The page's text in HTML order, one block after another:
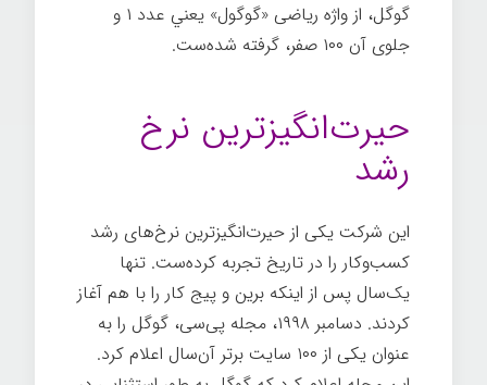
گوگل، از واژه ریاضی «گوگول»
يعني عدد ۱ و
جلوی آن ۱۰۰ صفر، گرفته شده‌ست.
حیرت‌انگیزترین نرخ
رشد
این شرکت یکی از حیرت‌انگیزترین نرخ‌های رشد
كسب‌وكار را در تاریخ تجربه کرده‌ست. تنها
یک‌سال پس از اینکه برین و پیج کار را با هم آغاز
کردند. دسامبر ۱۹۹۸، مجله پی‌سی
، گوگل را به
عنوان یکی از ۱۰۰ سایت برتر آن‌سال اعلام کرد.